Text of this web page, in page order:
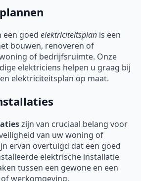
een goed elektriciteitsplan is een
bouwen, renoveren of
of bedrijfsruimte. Onze
elektriciens helpen u graag bij
elektriciteitsplan op maat.
zijn van cruciaal belang voor
van uw woning of
ervan overtuigd dat een goed
elektrische installatie
tussen een gewone en een
werkomgeving.